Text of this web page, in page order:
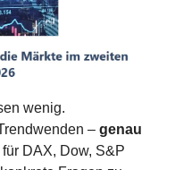
wenig.
– genau
für DAX, Dow, S&P